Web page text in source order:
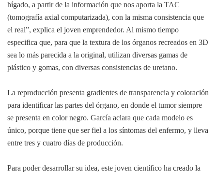
hígado, a partir de la información que nos aporta la TAC
(tomografía axial computarizada), con la misma consistencia que
el real”, explica el joven emprendedor. Al mismo tiempo
especifica que, para que la textura de los órganos recreados en 3D
sea lo más parecida a la original, utilizan diversas gamas de
plástico y gomas, con diversas consistencias de uretano.
La reproducción presenta gradientes de transparencia y coloración
para identificar las partes del órgano, en donde el tumor siempre
se presenta en color negro. García aclara que cada modelo es
único, porque tiene que ser fiel a los síntomas del enfermo, y lleva
entre tres y cuatro días de producción.
Para poder desarrollar su idea, este joven científico ha creado la